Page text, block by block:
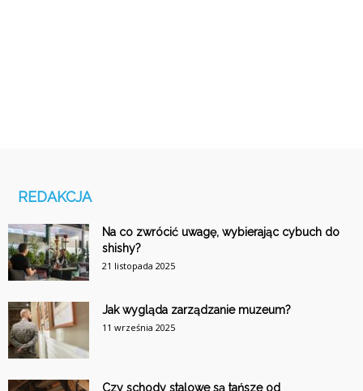
REDAKCJA
Na co zwrócić uwagę, wybierając cybuch do
shishy?
21 listopada 2025
Jak wygląda zarządzanie muzeum?
11 września 2025
Czy schody stalowe są tańsze od